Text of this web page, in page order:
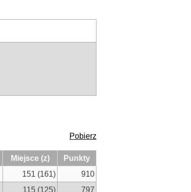
Pobierz
Miejsce (z)
Punkty
151 (161)
910
115 (125)
797